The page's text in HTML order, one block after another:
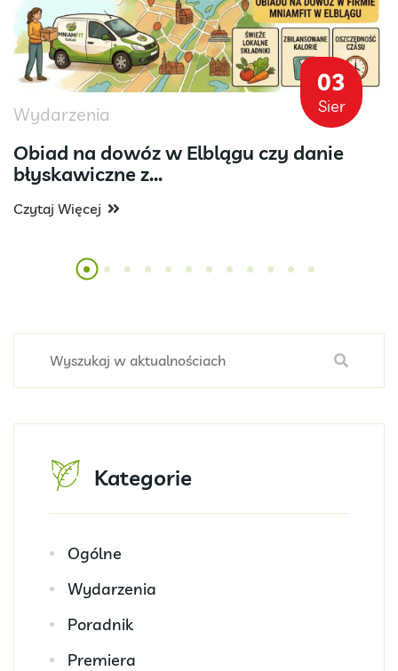
03
Sier
Wydarzenia
Obiad na dowóz w Elblągu czy danie
błyskawiczne z...
Czytaj Więcej
Kategorie
Ogólne
Wydarzenia
Poradnik
Premiera